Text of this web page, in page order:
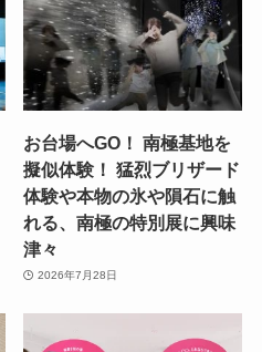
お台場へGO！ 南極基地を
擬似体験！ 猛烈ブリザード
体験や本物の氷や隕石に触
れる、南極の特別展に興味
津々
2026年7月28日